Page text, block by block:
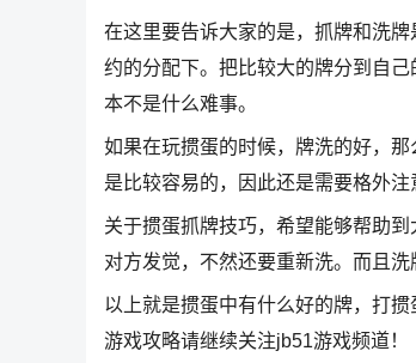
在这里要告诉大家的是，抓牌和洗
约的分配下。把比较大的牌分到自
本不是什么难事。
如果在玩掼蛋的时候，牌洗的好，
是比较容易的，因此还是需要格外
关于掼蛋抓牌技巧，希望能够帮助
对方发觉，不然还要重新洗。而且
以上就是掼蛋中有什么好的牌，打
游戏攻略请继续关注jb51游戏频道！